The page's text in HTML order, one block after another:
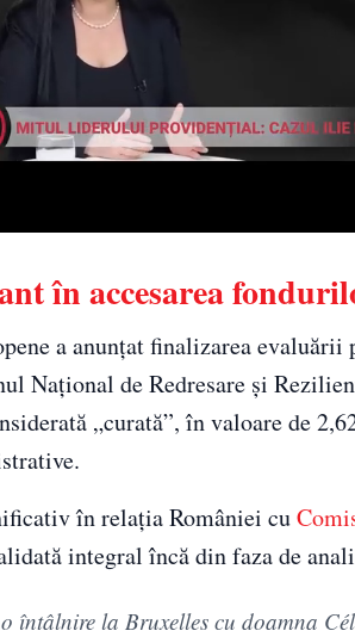
în accesarea
a anunțat finalizarea
Național de Redresare și
„curată”, în valoare de
în relația României cu
integral încă din faza de
întâlnire la Bruxelles cu doamna